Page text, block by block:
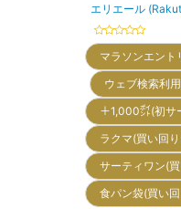
エリエール
マラソンエン
ウェブ検索利
＋1,000㌽(初
ラクマ(買い回
サーティワン(
食パン袋(買い